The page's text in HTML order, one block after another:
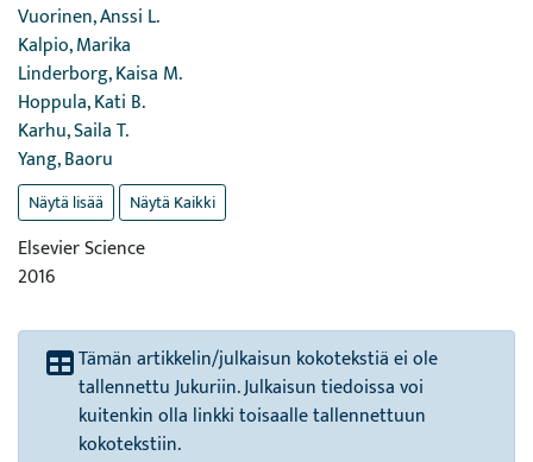
Vuorinen, Anssi L.
Kalpio, Marika
Linderborg, Kaisa M.
Hoppula, Kati B.
Karhu, Saila T.
Yang, Baoru
Näytä lisää Näytä Kaikki
Elsevier Science
2016
Tämän artikkelin/julkaisun kokotekstiä ei ole
tallennettu Jukuriin. Julkaisun tiedoissa voi
kuitenkin olla linkki toisaalle tallennettuun
kokotekstiin.